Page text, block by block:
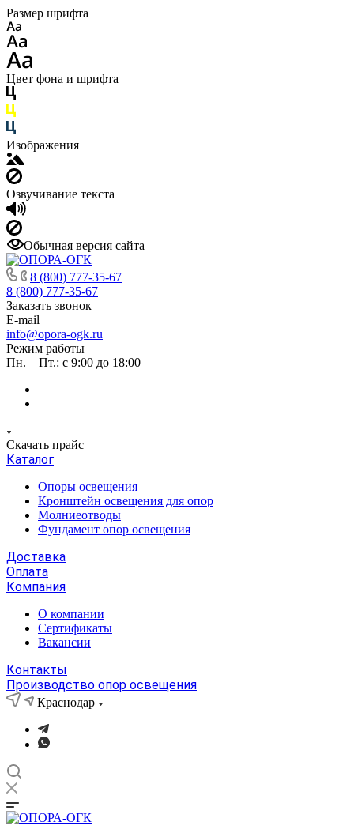
Размер шрифта
Цвет фона и шрифта
Изображения
Озвучивание текста
Обычная версия сайта
8 (800) 777-35-67
8 (800) 777-35-67
Заказать звонок
E-mail
info@opora-ogk.ru
Режим работы
Пн. – Пт.: с 9:00 до 18:00
Скачать прайс
Каталог
Опоры освещения
Кронштейн освещения для опор
Молниеотводы
Фундамент опор освещения
Доставка
Оплата
Компания
О компании
Сертификаты
Вакансии
Контакты
Производство опор освещения
Краснодар